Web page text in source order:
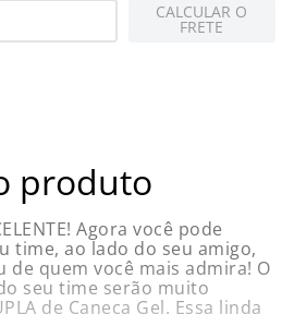
CALCULAR O
FRETE
produto
Agora você pode
time, ao lado do seu amigo,
de quem você mais admira! O
seu time serão muito
de Caneca Gel. Essa linda